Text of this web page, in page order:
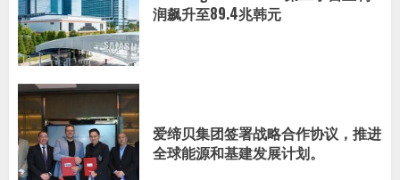
润飙升至89.4兆韩元
爱缔贝集团签署战略合作协议，推进
全球能源和基建发展计划。